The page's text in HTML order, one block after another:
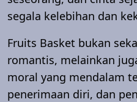
segala kelebihan dan
Fruits Basket bukan
romantis, melainkan
moral yang mendalam
penerimaan diri, dan